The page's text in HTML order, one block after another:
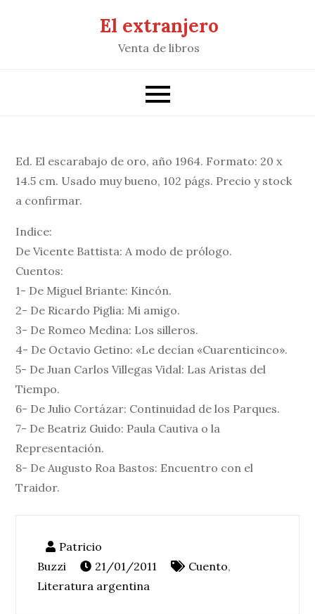
El extranjero
Venta de libros
Ed. El escarabajo de oro, año 1964. Formato: 20 x
14.5 cm. Usado muy bueno, 102 págs. Precio y stock
a confirmar.
Indice:
De Vicente Battista: A modo de prólogo.
Cuentos:
1- De Miguel Briante: Kincón.
2- De Ricardo Piglia: Mi amigo.
3- De Romeo Medina: Los silleros.
4- De Octavio Getino: «Le decían «Cuarenticinco».
5- De Juan Carlos Villegas Vidal: Las Aristas del
Tiempo.
6- De Julio Cortázar: Continuidad de los Parques.
7- De Beatriz Guido: Paula Cautiva o la
Representación.
8- De Augusto Roa Bastos: Encuentro con el
Traidor.
21/01/2011 Cuento,
Literatura argentina